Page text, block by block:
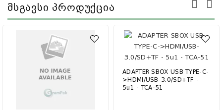
Მსგავსი Პროდუქცია
ADAPTER SBOX USB TYPE-C-
>HDMI/USB-3.0/SD+TF -
5u1 - TCA-51